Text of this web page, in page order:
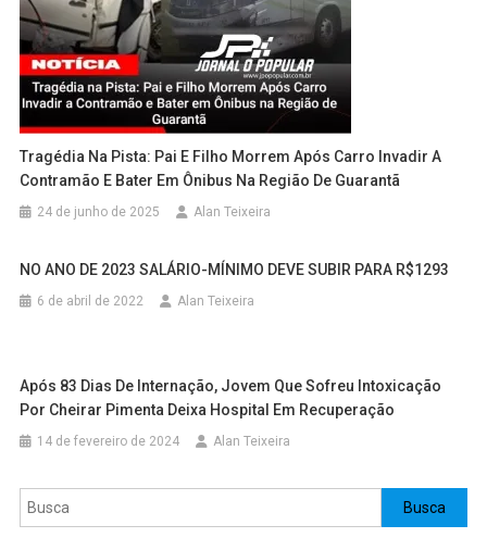
Tragédia Na Pista: Pai E Filho Morrem Após Carro Invadir A
Contramão E Bater Em Ônibus Na Região De Guarantã
24 de junho de 2025 Alan Teixeira
NO ANO DE 2023 SALÁRIO-MÍNIMO DEVE SUBIR PARA R$1293
6 de abril de 2022 Alan Teixeira
Após 83 Dias De Internação, Jovem Que Sofreu Intoxicação
Por Cheirar Pimenta Deixa Hospital Em Recuperação
14 de fevereiro de 2024 Alan Teixeira
Pesquisar Busca